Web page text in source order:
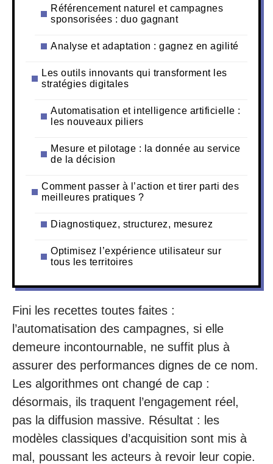
Référencement naturel et campagnes
sponsorisées : duo gagnant
Analyse et adaptation : gagnez en agilité
Les outils innovants qui transforment les
stratégies digitales
Automatisation et intelligence artificielle :
les nouveaux piliers
Mesure et pilotage : la donnée au service
de la décision
Comment passer à l’action et tirer parti des
meilleures pratiques ?
Diagnostiquez, structurez, mesurez
Optimisez l’expérience utilisateur sur
tous les territoires
Fini les recettes toutes faites :
l’automatisation des campagnes, si elle
demeure incontournable, ne suffit plus à
assurer des performances dignes de ce nom.
Les algorithmes ont changé de cap :
désormais, ils traquent l’engagement réel,
pas la diffusion massive. Résultat : les
modèles classiques d’acquisition sont mis à
mal, poussant les acteurs à revoir leur copie.